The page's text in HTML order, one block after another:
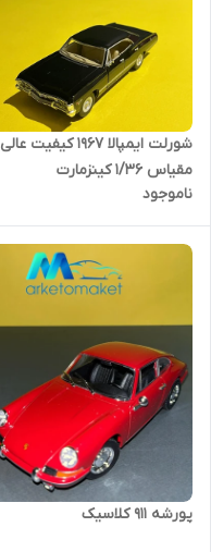
شورلت ایمپالا ۱۹۶۷ کیفیت عالی
مقیاس ۱/۳۶ کینزمارت
ناموجود
پورشه ۹۱۱ کلاسیک